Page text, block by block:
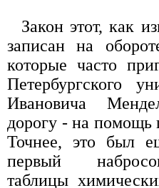
Закон этот, как
записан на
которые часто
Петербургского
Ивановича
дорогу - на помощь
Точнее, это был
первый
таблицы